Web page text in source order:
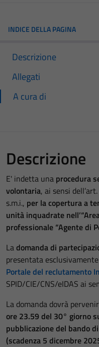
INDICE DELLA PAGINA
Descrizione
Allegati
A cura di
Descrizione
E' indetta una procedura
volontaria, ai sensi
s.m.i., per la copertura a
unità inquadrate
professionale “Agente di
Ladomanda di
presentata
Portale del reclutamento
SPID/CIE/CNS/eIDAS ai
La domanda dovrà
ore 23.59 del 30° giorno
pubblicazione del bando
(scadenza 5 dicembre